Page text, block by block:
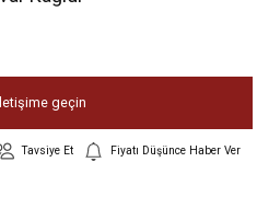
geçin
Tavsiye Et Fiyatı Düşünce Haber Ver